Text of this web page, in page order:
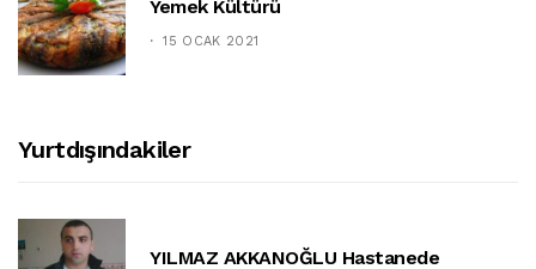
Yemek Kültürü
15 OCAK 2021
Yurtdışındakiler
YILMAZ AKKANOĞLU Hastanede